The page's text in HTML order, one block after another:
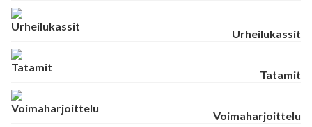
Urheilukassit
Tatamit
Voimaharjoittelu